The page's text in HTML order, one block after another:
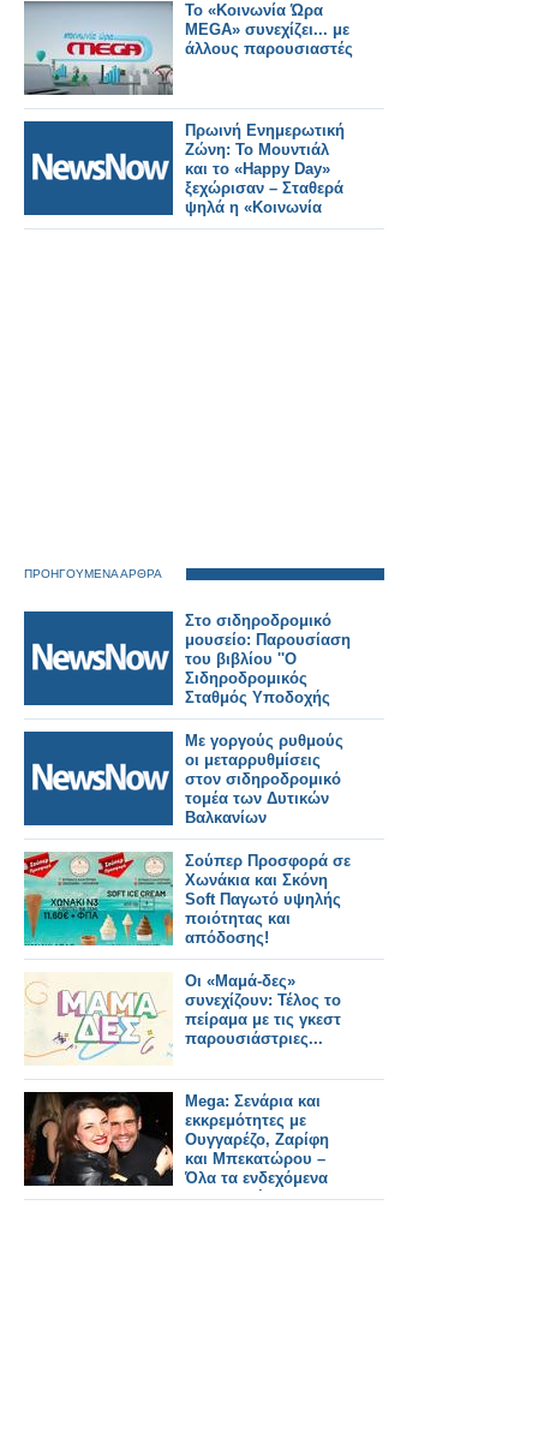
αναβολής.
Το «Κοινωνία Ώρα
MEGA» συνεχίζει... με
άλλους παρουσιαστές
Πρωινή Ενημερωτική
Ζώνη: Το Μουντιάλ
και το «Happy Day»
ξεχώρισαν – Σταθερά
ψηλά η «Κοινωνία
Ώρα Mega»
ΠΡΟΗΓΟΥΜΕΝΑ ΑΡΘΡΑ
Στο σιδηροδρομικό
μουσείο: Παρουσίαση
του βιβλίου ''Ο
Σιδηροδρομικός
Σταθμός Υποδοχής
του Έκπτωτου
Σουλτάνου Αβδουλ
Χαμίτ β΄ στη
Θεσσαλονίκη΄΄
Με γοργούς ρυθμούς
οι μεταρρυθμίσεις
στον σιδηροδρομικό
τομέα των Δυτικών
Βαλκανίων
Σούπερ Προσφορά σε
Χωνάκια και Σκόνη
Soft Παγωτό υψηλής
ποιότητας και
απόδοσης!
Οι «Μαμά-δες»
συνεχίζουν: Τέλος το
πείραμα με τις γκεστ
παρουσιάστριες...
Mega: Σενάρια και
εκκρεμότητες με
Ουγγαρέζο, Ζαρίφη
και Μπεκατώρου –
Όλα τα ενδεχόμενα
στο τραπέζι